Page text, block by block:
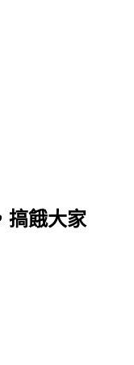
搞餓大家